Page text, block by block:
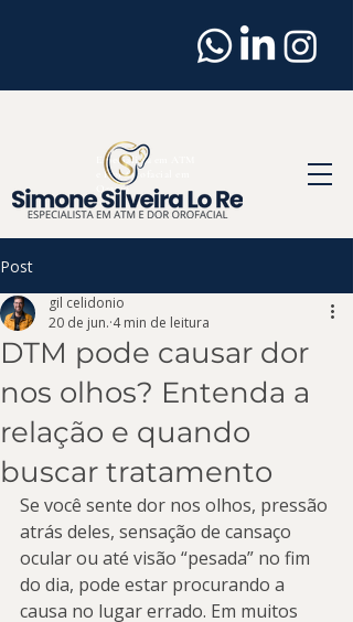
Dentista
Especialista em ATM
e Dor Orofacial em
Osasco
Post
DTM pode causar dor
nos olhos? Entenda a
relação e quando
buscar tratamento
gil celidonio
20 de jun. 4 min de leitura
Se você sente dor nos olhos, pressão
atrás deles, sensação de cansaço
ocular ou até visão “pesada” no fim
do dia, pode estar procurando a
causa no lugar errado. Em muitos